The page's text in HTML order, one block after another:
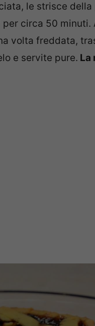
le strisce
circa 50
volta freddata,
e servite pure. La